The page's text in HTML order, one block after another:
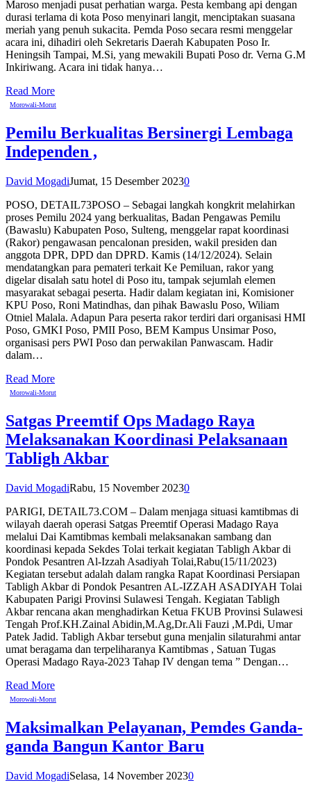
Maroso menjadi pusat perhatian warga. Pesta kembang api dengan
durasi terlama di kota Poso menyinari langit, menciptakan suasana
meriah yang penuh sukacita. Pemda Poso secara resmi menggelar
acara ini, dihadiri oleh Sekretaris Daerah Kabupaten Poso Ir.
Heningsih Tampai, M.Si, yang mewakili Bupati Poso dr. Verna G.M
Inkiriwang. Acara ini tidak hanya…
Read More
Morowali-Morut
Pemilu Berkualitas Bersinergi Lembaga
Independen ,
David MogadiJumat, 15 Desember 20230
POSO, DETAIL73POSO – Sebagai langkah kongkrit melahirkan
proses Pemilu 2024 yang berkualitas, Badan Pengawas Pemilu
(Bawaslu) Kabupaten Poso, Sulteng, menggelar rapat koordinasi
(Rakor) pengawasan pencalonan presiden, wakil presiden dan
anggota DPR, DPD dan DPRD. Kamis (14/12/2024). Selain
mendatangkan para pemateri terkait Ke Pemiluan, rakor yang
digelar disalah satu hotel di Poso itu, tampak sejumlah elemen
masyarakat sebagai peserta. Hadir dalam kegiatan ini, Komisioner
KPU Poso, Roni Matindhas, dan pihak Bawaslu Poso, Wiliam
Otniel Malala. Adapun Para peserta rakor terdiri dari organisasi HMI
Poso, GMKI Poso, PMII Poso, BEM Kampus Unsimar Poso,
organisasi pers PWI Poso dan perwakilan Panwascam. Hadir
dalam…
Read More
Morowali-Morut
Satgas Preemtif Ops Madago Raya
Melaksanakan Koordinasi Pelaksanaan
Tabligh Akbar
David MogadiRabu, 15 November 20230
PARIGI, DETAIL73.COM – Dalam menjaga situasi kamtibmas di
wilayah daerah operasi Satgas Preemtif Operasi Madago Raya
melalui Dai Kamtibmas kembali melaksanakan sambang dan
koordinasi kepada Sekdes Tolai terkait kegiatan Tabligh Akbar di
Pondok Pesantren Al-Izzah Asadiyah Tolai,Rabu(15/11/2023)
Kegiatan tersebut adalah dalam rangka Rapat Koordinasi Persiapan
Tabligh Akbar di Pondok Pesantren AL-IZZAH ASADIYAH Tolai
Kabupaten Parigi Provinsi Sulawesi Tengah. Kegiatan Tabligh
Akbar rencana akan menghadirkan Ketua FKUB Provinsi Sulawesi
Tengah Prof.KH.Zainal Abidin,M.Ag,Dr.Ali Fauzi ,M.Pdi, Umar
Patek Jadid. Tabligh Akbar tersebut guna menjalin silaturahmi antar
umat beragama dan terpeliharanya Kamtibmas , Satuan Tugas
Operasi Madago Raya-2023 Tahap IV dengan tema ” Dengan…
Read More
Morowali-Morut
Maksimalkan Pelayanan, Pemdes Ganda-
ganda Bangun Kantor Baru
David MogadiSelasa, 14 November 20230